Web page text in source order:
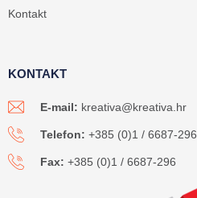
Kontakt
KONTAKT
E-mail: kreativa@kreativa.hr
Telefon: +385 (0)1 / 6687-296
Fax: +385 (0)1 / 6687-296